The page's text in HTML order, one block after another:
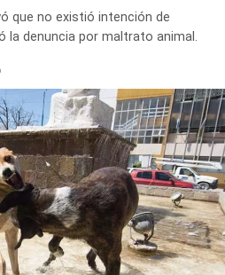
Soria y Chacramonte,
frazadas, colchones, leña
municipales realizaron la
sumideros en distintos
ellos Jujuy y Güemes;
y República del Líbano;
Rochdale y Australia;
y Mendoza; Yrigoyen y
casi San Juan.
que no existió intención de
la denuncia por maltrato animal.